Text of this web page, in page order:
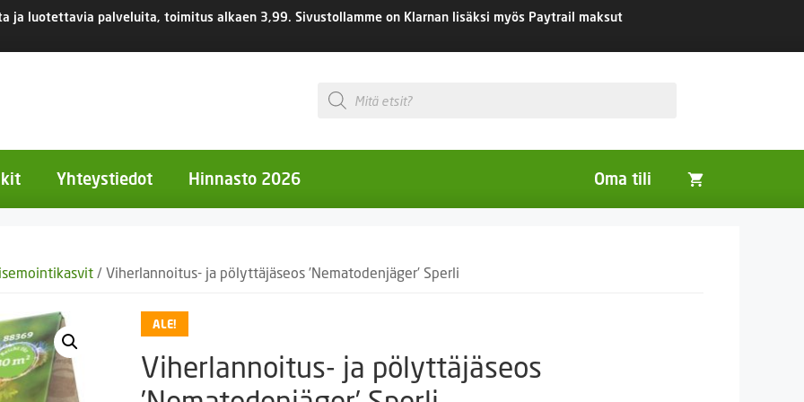
ja luotettavia palveluita, toimitus alkaen 3,99. Sivustollamme on Klarnan lisäksi myös Paytrail maksut
Products
search
kukat
kukat
Ruukut
Yhteystiedot Hinnasto 2026 Oma tili
/ Viherlannoitus- ja pölyttäjäseos ’Nematodenjäger’ Sperli
ALE!
Viherlannoitus- ja pölyttäjäseos